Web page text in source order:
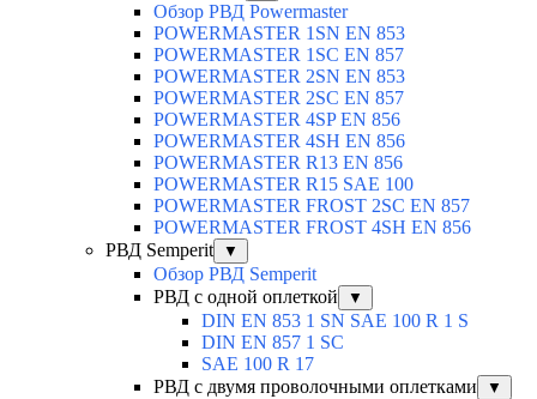
Обзор РВД Powermaster
POWERMASTER 1SN EN 853
POWERMASTER 1SC EN 857
POWERMASTER 2SN EN 853
POWERMASTER 2SC EN 857
POWERMASTER 4SP EN 856
POWERMASTER 4SH EN 856
POWERMASTER R13 EN 856
POWERMASTER R15 SAE 100
POWERMASTER FROST 2SC EN 857
POWERMASTER FROST 4SH EN 856
РВД Semperit
▼
Обзор РВД Semperit
РВД с одной оплеткой
▼
DIN EN 853 1 SN SAE 100 R 1 S
DIN EN 857 1 SC
SAE 100 R 17
РВД с двумя проволочными оплетками
▼